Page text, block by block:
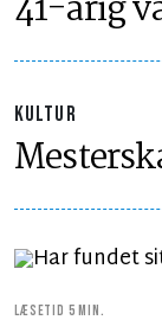
KULTUR
LÆSETID 5 MIN.